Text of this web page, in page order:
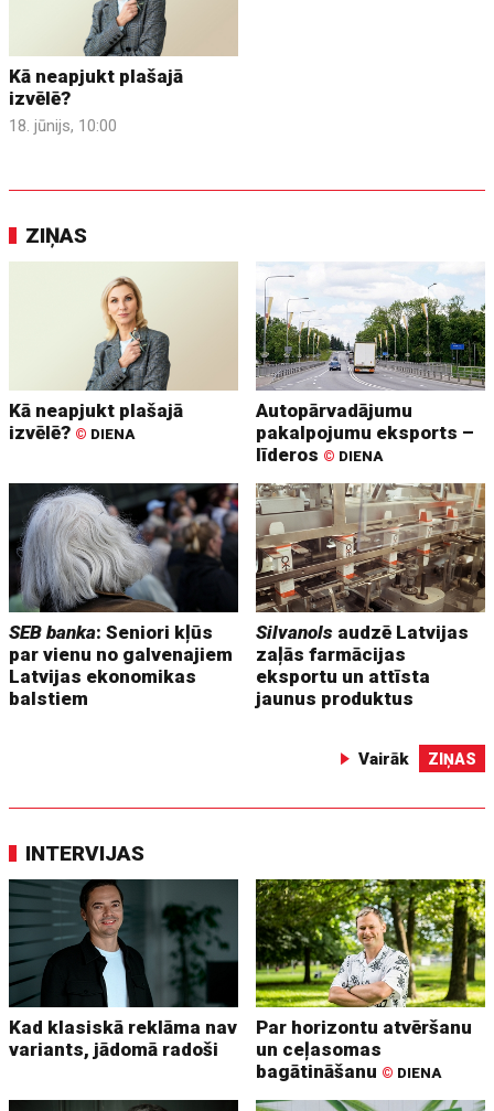
Kā neapjukt plašajā
izvēlē?
18. jūnijs, 10:00
ZIŅAS
Kā neapjukt plašajā
izvēlē? © DIENA
Autopārvadājumu
pakalpojumu eksports –
līderos © DIENA
SEB banka: Seniori kļūs
par vienu no galvenajiem
Latvijas ekonomikas
balstiem
Silvanols audzē Latvijas
zaļās farmācijas
eksportu un attīsta
jaunus produktus
Vairāk ZIŅAS
INTERVIJAS
Kad klasiskā reklāma nav
variants, jādomā radoši
Par horizontu atvēršanu
un ceļasomas
bagātināšanu © DIENA